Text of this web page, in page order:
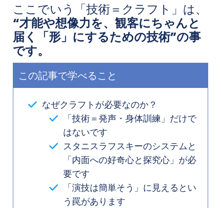
ここでいう「技術＝クラフト」は、
“才能や想像力を、観客にちゃんと
届く「形」にするための技術”の事
です。
この記事で学べること
なぜクラフトが必要なのか？
「技術＝発声・身体訓練」だけで
はないです
スタニスラフスキーのシステムと
「内面への好奇心と探究心」が必
要です
「演技は簡単そう」に見えるとい
う罠があります